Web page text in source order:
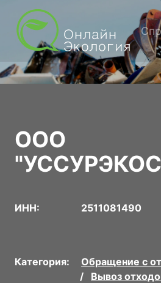
ООО
ИНН: 2511081490
Категория:
Обращение с
Вывоз